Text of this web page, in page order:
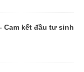
Cam kết đầu tư sinh